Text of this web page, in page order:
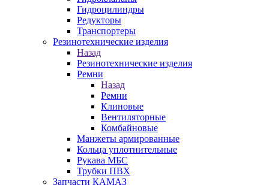
Гидроцилиндры
Редукторы
Транспортеры
Резинотехнические изделия
Назад
Резинотехнические изделия
Ремни
Назад
Ремни
Клиновые
Вентиляторные
Комбайновые
Манжеты армированные
Кольца уплотнительные
Рукава МБС
Трубки ПВХ
Запчасти КАМАЗ